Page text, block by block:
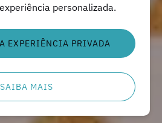
personalizada.
EXPERIÊNCIA PRIVADA
SAIBA MAIS